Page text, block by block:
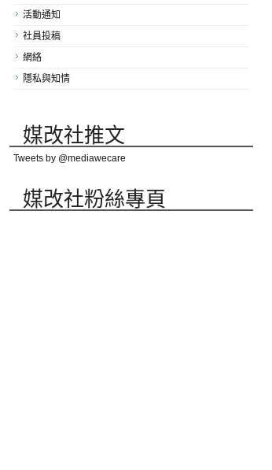
活動通知
社員投稿
網絡
隱私與知情
媒改社推文
Tweets by @mediawecare
媒改社粉絲專頁